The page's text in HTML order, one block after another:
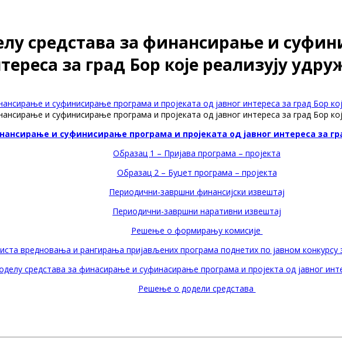
средстава за финансирање и
за град Бор које реализују
и суфинисирање програма и пројеката од јавног интереса за град Бор
и суфинисирање програма и пројеката од јавног интереса за град Бор
и суфинисирање програма и пројеката од јавног интереса за
Образац 1 – Пријава програма – пројекта
Образац 2 – Буџет програма – пројекта
Периодични-завршни финансијски извештај
Периодични-завршни наративни извештај
Решење о формирању комисије
вредновања и рангирања пријављених програма поднетих по јавном конкурсу
средстава за финасирање и суфинасирање програма и пројекта од јавног
Решење о додели средстава